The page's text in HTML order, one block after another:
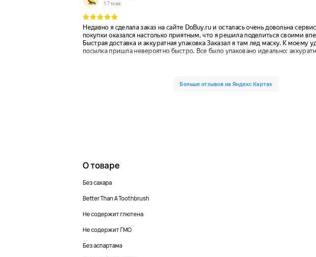
О товаре
Без сахара
Better Than A Toothbrush
Не содержит глютена
Не содержит ГМО
Без аспартама